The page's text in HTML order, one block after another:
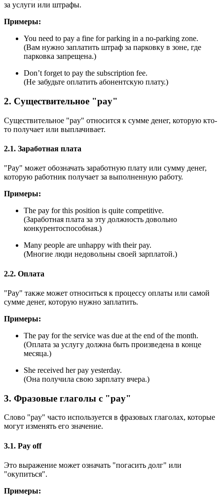
за услуги или штрафы.
Примеры:
You need to pay a fine for parking in a no-parking zone.
(Вам нужно заплатить штраф за парковку в зоне, где
парковка запрещена.)
Don’t forget to pay the subscription fee.
(Не забудьте оплатить абонентскую плату.)
2. Существительное "pay"
Существительное "pay" относится к сумме денег, которую кто-
то получает или выплачивает.
2.1. Заработная плата
"Pay" может обозначать заработную плату или сумму денег,
которую работник получает за выполненную работу.
Примеры:
The pay for this position is quite competitive.
(Заработная плата за эту должность довольно
конкурентоспособная.)
Many people are unhappy with their pay.
(Многие люди недовольны своей зарплатой.)
2.2. Оплата
"Pay" также может относиться к процессу оплаты или самой
сумме денег, которую нужно заплатить.
Примеры:
The pay for the service was due at the end of the month.
(Оплата за услугу должна быть произведена в конце
месяца.)
She received her pay yesterday.
(Она получила свою зарплату вчера.)
3. Фразовые глаголы с "pay"
Слово "pay" часто используется в фразовых глаголах, которые
могут изменять его значение.
3.1. Pay off
Это выражение может означать "погасить долг" или
"окупиться".
Примеры: